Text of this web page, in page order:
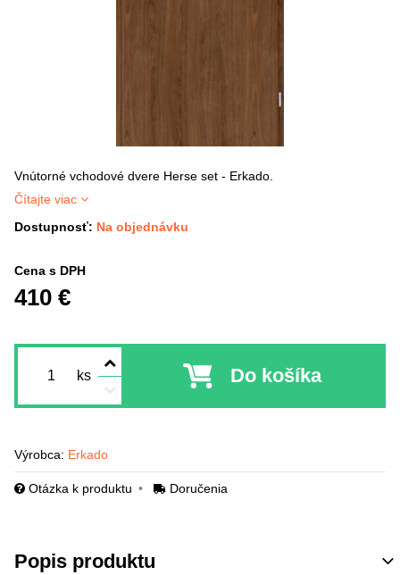
Vnútorné vchodové dvere Herse set - Erkado.
Čítajte viac
Dostupnosť: Na objednávku
Cena s DPH
410 €
ks Do košíka
Výrobca: Erkado
Otázka k produktu Doručenia
Popis produktu